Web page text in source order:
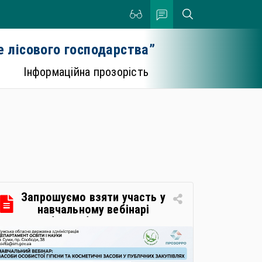
господарства”
Інформаційна прозорість
Запрошуємо взяти участь у
навчальному вебінарі
«Засоби особистої гігієни та
косметичні засоби у
публічних закупівлях: як
сформувати вимоги та